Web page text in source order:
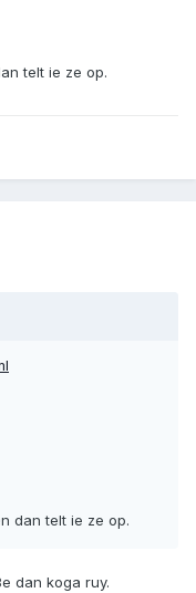
telt ie ze op.
dan telt ie ze op.
dan koga ruy.